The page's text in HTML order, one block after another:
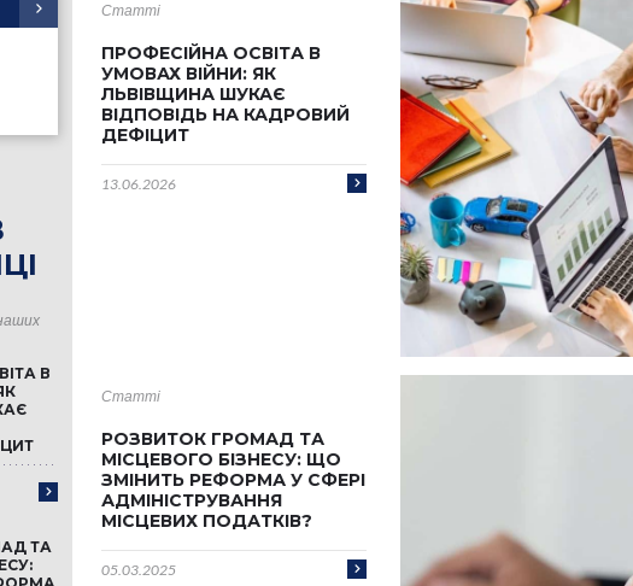
В
ТА
Статті
ПРОФЕСІЙНА ОСВІТА В
УМОВАХ ВІЙНИ: ЯК
ЛЬВІВЩИНА ШУКАЄ
ВІДПОВІДЬ НА КАДРОВИЙ
ДЕФІЦИТ
13.06.2026
Статті
РОЗВИТОК ГРОМАД ТА
МІСЦЕВОГО БІЗНЕСУ: ЩО
ЗМІНИТЬ РЕФОРМА У СФЕРІ
АДМІНІСТРУВАННЯ
МІСЦЕВИХ ПОДАТКІВ?
05.03.2025